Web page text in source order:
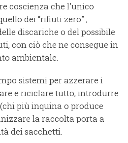
coscienza che l'unico
dei “rifiuti zero” ,
discariche o del possibile
con ciò che ne consegue in
ambientale.
sistemi per azzerare i
e riciclare tutto, introdurre
più inquina o produce
la raccolta porta a
dei sacchetti.